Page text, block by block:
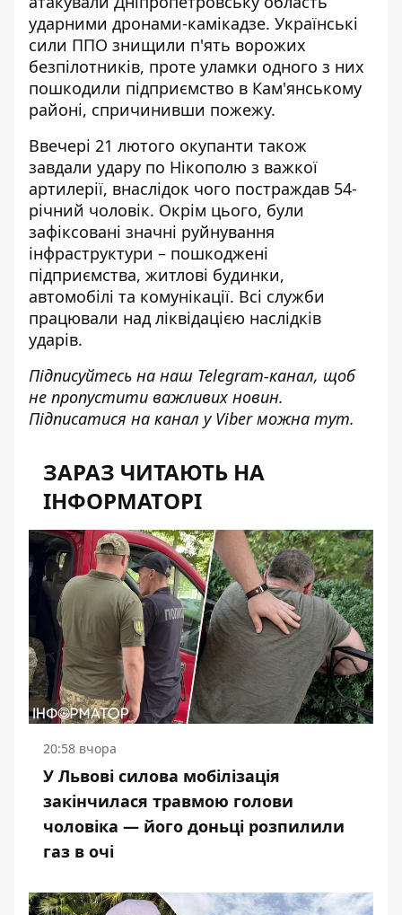
ударними дронами-камікадзе. Українські
сили ППО знищили п'ять ворожих
безпілотників, проте уламки одного з них
пошкодили підприємство в Кам'янському
районі, спричинивши пожежу.
Ввечері 21 лютого окупанти також
завдали удару по Нікополю з важкої
артилерії, внаслідок чого постраждав 54-
річний чоловік. Окрім цього, були
зафіксовані значні руйнування
інфраструктури – пошкоджені
підприємства, житлові будинки,
автомобілі та комунікації. Всі служби
працювали над ліквідацією наслідків
ударів.
Підписуйтесь на наш Telegram-канал, щоб
не пропустити важливих новин.
Підписатися на канал у Viber можна тут.
ЗАРАЗ ЧИТАЮТЬ НА
ІНФОРМАТОРІ
20:58 вчора
У Львові силова мобілізація
закінчилася травмою голови
чоловіка — його доньці розпилили
газ в очі